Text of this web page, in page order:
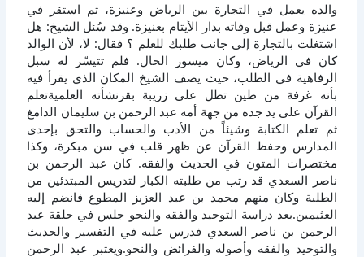
والده يعمل في التجارة بين الرياض وعنيزة، ثم استقر في
عنيزة وعمل قبل وفاته بدار الأيتام بعنيزة. وقد سُئل الشيخ: هل
اشتغلت بالتجارة إلى جانب طلبك للعلم ؟ فقال: لا، لأن الوالد
كان في الرياض، وكان ميسور الحال. فلم تتيسّر له سبل
الرفاهية في الطلب، حيث يصف الشيخ المكان الذي يقرأ فيه
بأنه غرفة من طين تطل على زريبة بقرنشأته العلميةتعلم
القرآن على يد جده من جهة أمه عبد الرحمن بن سليمان الدامغ
ثم تعلم الكتابة وشيئاً من الأدب والحساب والتحق بإحدى
المدارس وحفظ القرآن عن ظهر قلب في سن مبكرة، وكذا
مختصرات المتون في الحديث والفقه. كان عبد الرحمن بن
ناصر السعدي قد رتب من طلبته الكبار لتدريس المبتدئين من
الطلبة وكان منهم محمد بن عبد العزيز المطوع فانضم إليه
العثيمين.بعد دراسة التوحيد والفقه والنحو جلس في حلقة عبد
الرحمن بن ناصر السعدي فدرس عليه في التفسير والحديث
والتوحيد والفقه وأصوله والفرائض والنحو.ويعتبر عبد الرحمن